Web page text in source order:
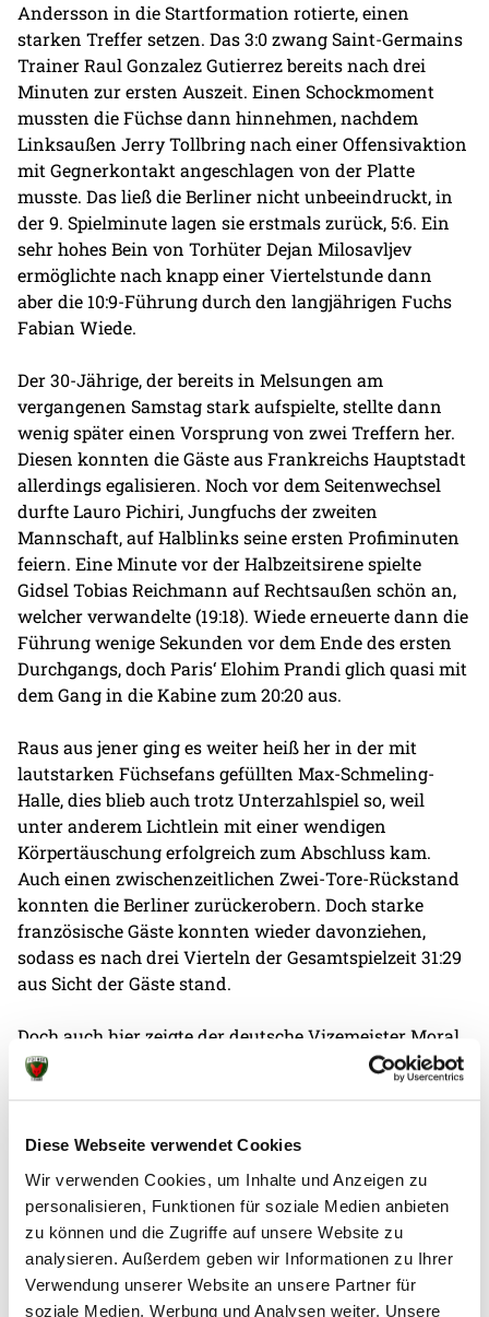
Diese Webseite verwendet Cookies
Wir verwenden Cookies, um Inhalte und Anzeigen zu
personalisieren, Funktionen für soziale Medien anbieten
zu können und die Zugriffe auf unsere Website zu
analysieren. Außerdem geben wir Informationen zu Ihrer
Verwendung unserer Website an unsere Partner für
soziale Medien, Werbung und Analysen weiter. Unsere
Andersson in die Startformation rotierte, einen
starken Treffer setzen. Das 3:0 zwang Saint-Germains
Trainer Raul Gonzalez Gutierrez bereits nach drei
Minuten zur ersten Auszeit. Einen Schockmoment
mussten die Füchse dann hinnehmen, nachdem
Linksaußen Jerry Tollbring nach einer Offensivaktion
mit Gegnerkontakt angeschlagen von der Platte
musste. Das ließ die Berliner nicht unbeeindruckt, in
der 9. Spielminute lagen sie erstmals zurück, 5:6. Ein
sehr hohes Bein von Torhüter Dejan Milosavljev
ermöglichte nach knapp einer Viertelstunde dann
aber die 10:9-Führung durch den langjährigen Fuchs
Fabian Wiede.
Der 30-Jährige, der bereits in Melsungen am
vergangenen Samstag stark aufspielte, stellte dann
wenig später einen Vorsprung von zwei Treffern her.
Diesen konnten die Gäste aus Frankreichs Hauptstadt
allerdings egalisieren. Noch vor dem Seitenwechsel
durfte Lauro Pichiri, Jungfuchs der zweiten
Mannschaft, auf Halblinks seine ersten Profiminuten
feiern. Eine Minute vor der Halbzeitsirene spielte
Gidsel Tobias Reichmann auf Rechtsaußen schön an,
welcher verwandelte (19:18). Wiede erneuerte dann die
Führung wenige Sekunden vor dem Ende des ersten
Durchgangs, doch Paris‘ Elohim Prandi glich quasi mit
dem Gang in die Kabine zum 20:20 aus.
Raus aus jener ging es weiter heiß her in der mit
lautstarken Füchsefans gefüllten Max-Schmeling-
Halle, dies blieb auch trotz Unterzahlspiel so, weil
unter anderem Lichtlein mit einer wendigen
Körpertäuschung erfolgreich zum Abschluss kam.
Auch einen zwischenzeitlichen Zwei-Tore-Rückstand
konnten die Berliner zurückerobern. Doch starke
französische Gäste konnten wieder davonziehen,
sodass es nach drei Vierteln der Gesamtspielzeit 31:29
aus Sicht der Gäste stand.
Doch auch hier zeigte der deutsche Vizemeister Moral.
Tim Freihöfer glich in der 49. Minute vom
Siebenmeterstrich zum 32:32 aus. Schiedsrichter-
Hausherren etwas aus dem Tritt, sodass die Pariser
Akteure der Füchse Berlin nie auf, dennoch endete das
Spiel mit 40:38 für die Gäste. Am kommenden Sonntag
geht es in der DAIKIN Handball-Bundesliga zum
Aufsteiger nach Bietigheim.